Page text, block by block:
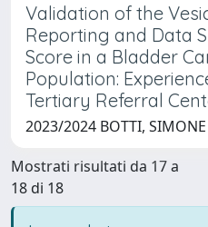
Validation of the
Reporting and Data
Score in a Bladder
Population:
Tertiary Referral
2023/2024 BOTTI, SIMONE
Mostrati risultati da 17 a
18 di 18